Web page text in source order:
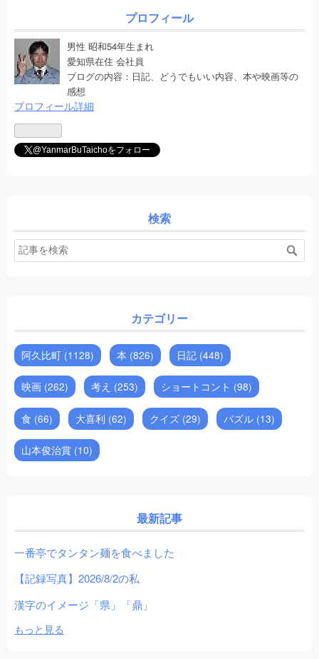
プロフィール
男性 昭和54年生まれ
愛知県在住 会社員
ブログの内容：日記、どうでもいい内容、本や映画等の
感想
プロフィール詳細
@YanmarBuTaichoをフォロー
検索
カテゴリー
阿久比町 (1128) 本 (826) 日記 (448)
映画 (262) 考え (253) ショートコント (98)
食 (66) 大喜利 (62) クイズ (29) パズル (13)
山本俊治賞 (10)
最新記事
一番亭でタンタン麺を食べました
【記録写真】2026/8/2の私
漢字のイメージ「県」「鼎」
もっと見る